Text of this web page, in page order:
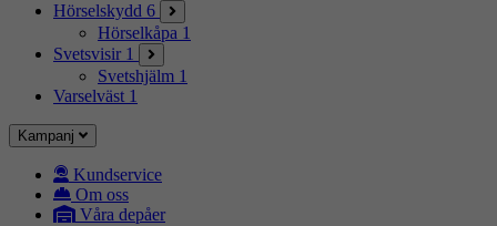
Hörselskydd 6
Hörselkåpa 1
Svetsvisir 1
Svetshjälm 1
Varselväst 1
Kampanj
Kundservice
Om oss
Våra depåer